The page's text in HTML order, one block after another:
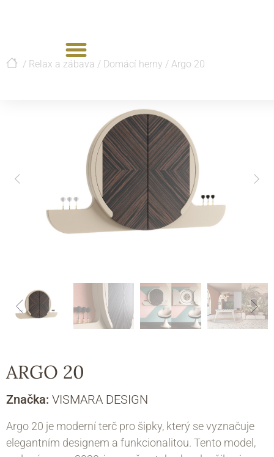
/ Relax a zábava / Domácí herny / Argo 20
ARGO 20
Značka: VISMARA DESIGN
Argo 20 je moderní terč pro šipky, který se vyznačuje
elegantním designem a funkcionalitou. Tento model,